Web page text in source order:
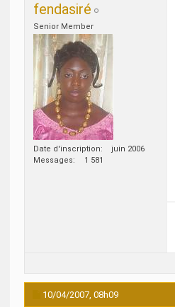
fendasiré
Senior Member
Date d'inscription
juin 2006
Messages
1 581
10/04/2007, 08h09